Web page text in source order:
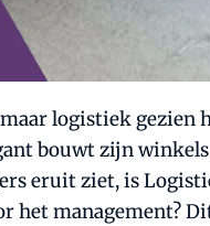
logistiek gezien
bouwt zijn
eruit ziet, is
het management?